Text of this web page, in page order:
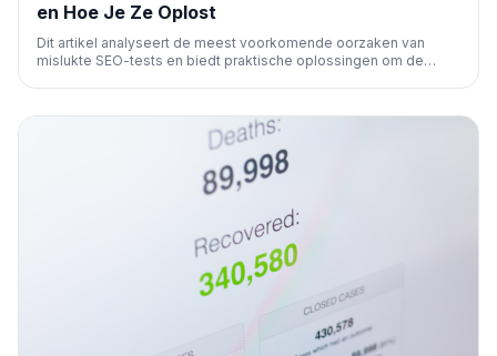
en Hoe Je Ze Oplost
Dit artikel analyseert de meest voorkomende oorzaken van
mislukte SEO-tests en biedt praktische oplossingen om de
voor betere organische resultaten.